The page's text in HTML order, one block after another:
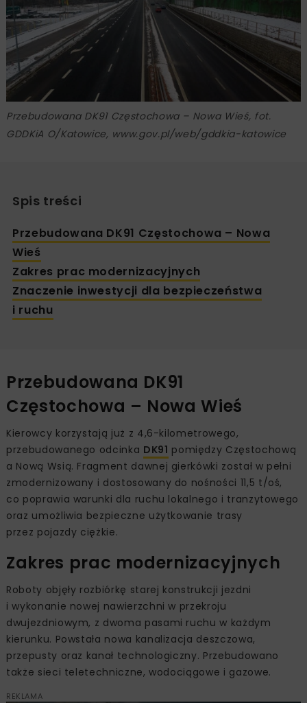
Przebudowana DK91 Częstochowa – Nowa Wieś, fot.
GDDKiA O/Katowice, www.gov.pl/web/gddkia-katowice
Spis treści
Przebudowana DK91 Częstochowa – Nowa
Wieś
Zakres prac modernizacyjnych
Znaczenie inwestycji dla bezpieczeństwa
i ruchu
Przebudowana DK91
Częstochowa – Nowa Wieś
Kierowcy korzystają już z 4,6-kilometrowego,
przebudowanego odcinka DK91 pomiędzy Częstochową
a Nową Wsią. Fragment dawnej gierkówki został w pełni
zmodernizowany i dostosowany do nośności 11,5 t/oś,
co poprawia warunki dla ruchu lokalnego i tranzytowego
oraz umożliwia bezpieczne użytkowanie trasy
przez pojazdy ciężkie.
Zakres prac modernizacyjnych
Roboty objęły rozbiórkę starej konstrukcji jezdni
i wykonanie nowej nawierzchni w przekroju
dwujezdniowym, z dwoma pasami ruchu w każdym
kierunku. Powstała nowa kanalizacja deszczowa,
przepusty oraz kanał technologiczny. Przebudowano
także sieci teletechniczne, wodociągowe i gazowe.
REKLAMA